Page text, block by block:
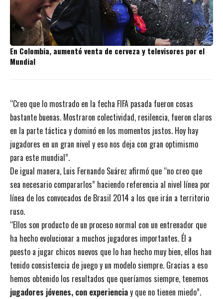
En Colombia, aumentó venta de cerveza y televisores por el
Mundial
“Creo que lo mostrado en la fecha FIFA pasada fueron cosas
bastante buenas. Mostraron colectividad, resilencia, fueron claros
en la parte táctica y dominó en los momentos justos. Hoy hay
jugadores en un gran nivel y eso nos deja con gran optimismo
para este mundial”.
De igual manera, Luis Fernando Suárez afirmó que “no creo que
sea necesario compararlos” haciendo referencia al nivel línea por
línea de los convocados de Brasil 2014 a los que irán a territorio
ruso.
“Ellos son producto de un proceso normal con un entrenador que
ha hecho evolucionar a muchos jugadores importantes. Él a
puesto a jugar chicos nuevos que lo han hecho muy bien, ellos han
tenido consistencia de juego y un modelo siempre. Gracias a eso
hemos obtenido los resultados que queríamos siempre, tenemos
jugadores jóvenes, con experienciay que no tienen miedo”.